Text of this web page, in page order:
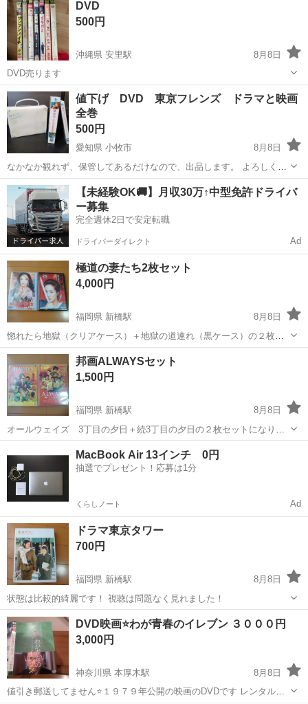
業績賞与＆昇給あり！軽自動車の製造業務！ ダイハツ車の製造 大手自
動車メーカーである『ダイ...
DVD
500円
沖縄県 安里駅
8月8日
DVD売ります
沖縄 那覇市 安里駅 DVD/ブルーレイ
値下げ DVD 東京フレンズ ドラマと映画
全巻
500円
愛知県 小牧市
8月8日
なかなか観れず、保管してあるだけなので、出品します。 よろしくお
願いいたします。
愛知 小牧市 DVD/ブルーレイ ドラマ
【未経験OK🚚】月収30万↑中型免許ドライバ
ー募集
完全週休2日で安定転職
ドライバーダイレクト Ad
極道の妻たち2枚セット
4,000円
福岡県 新橋駅
8月8日
惚れたら地獄（クリアケース）＋地獄の道連れ（黒ケース）の２枚セ
ットになります！ 単品購入可能！値下げは無理です！ ダブって購入し
たので手放します！
福岡 久留米市 DVD/ブルーレイ
邦画ALWAYSセット
1,500円
福岡県 新橋駅
8月8日
オールウェイズ 3丁目の夕日＋続3丁目の夕日の２枚セットになりま
す！ 専用ケース付きでのお渡しになります！ 視聴は全く問題ございま
せんでした！
DVD/ブルーレイ
MacBook Air 13インチ 0円
抽選でプレゼント！応募は1分
くらしノート Ad
ドラマ東京タワー
700円
福岡県 新橋駅
8月8日
状態は比較的綺麗です！ 視聴は問題なく見れました！
福岡 久留米市 新橋駅 DVD/ブルーレイ
DVD映画⭐️わが青春のイレブン ３０００円
3,000円
神奈川県 本厚木駅
8月8日
値引き郵送してません⭐️１９７９年公開の映画のDVDです レンタル落